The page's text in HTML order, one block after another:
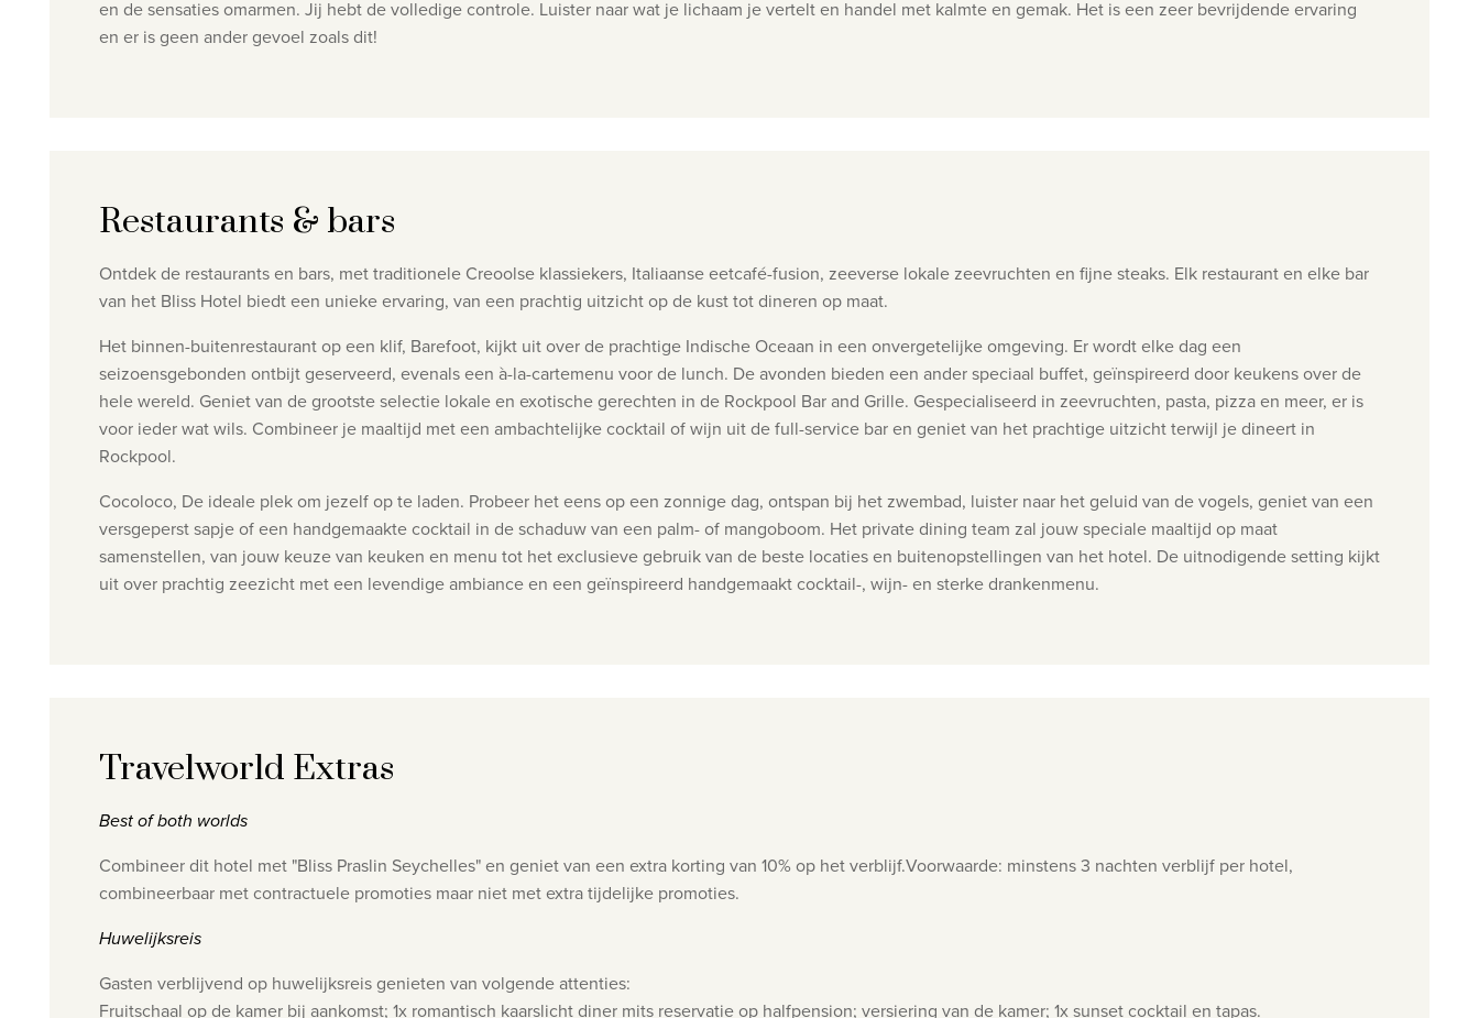
en de sensaties omarmen. Jij hebt de volledige controle. Luister naar wat je lichaam je vertelt en handel met kalmte en gemak. Het is een zeer bevrijdende ervaring
en er is geen ander gevoel zoals dit!
Restaurants & bars
Ontdek de restaurants en bars, met traditionele Creoolse klassiekers, Italiaanse eetcafé-fusion, zeeverse lokale zeevruchten en fijne steaks. Elk restaurant en elke bar
van het Bliss Hotel biedt een unieke ervaring, van een prachtig uitzicht op de kust tot dineren op maat.
Het binnen-buitenrestaurant op een klif, Barefoot, kijkt uit over de prachtige Indische Oceaan in een onvergetelijke omgeving. Er wordt elke dag een
seizoensgebonden ontbijt geserveerd, evenals een à-la-cartemenu voor de lunch. De avonden bieden een ander speciaal buffet, geïnspireerd door keukens over de
hele wereld. Geniet van de grootste selectie lokale en exotische gerechten in de Rockpool Bar and Grille. Gespecialiseerd in zeevruchten, pasta, pizza en meer, er is
voor ieder wat wils. Combineer je maaltijd met een ambachtelijke cocktail of wijn uit de full-service bar en geniet van het prachtige uitzicht terwijl je dineert in
Rockpool.
Cocoloco, De ideale plek om jezelf op te laden. Probeer het eens op een zonnige dag, ontspan bij het zwembad, luister naar het geluid van de vogels, geniet van een
versgeperst sapje of een handgemaakte cocktail in de schaduw van een palm- of mangoboom. Het private dining team zal jouw speciale maaltijd op maat
samenstellen, van jouw keuze van keuken en menu tot het exclusieve gebruik van de beste locaties en buitenopstellingen van het hotel. De uitnodigende setting kijkt
uit over prachtig zeezicht met een levendige ambiance en een geïnspireerd handgemaakt cocktail-, wijn- en sterke drankenmenu.
Travelworld Extras
Best of both worlds
Combineer dit hotel met "Bliss Praslin Seychelles" en geniet van een extra korting van 10% op het verblijf.Voorwaarde: minstens 3 nachten verblijf per hotel,
combineerbaar met contractuele promoties maar niet met extra tijdelijke promoties.
Huwelijksreis
Gasten verblijvend op huwelijksreis genieten van volgende attenties:
Fruitschaal op de kamer bij aankomst; 1x romantisch kaarslicht diner mits reservatie op halfpension; versiering van de kamer; 1x sunset cocktail en tapas.